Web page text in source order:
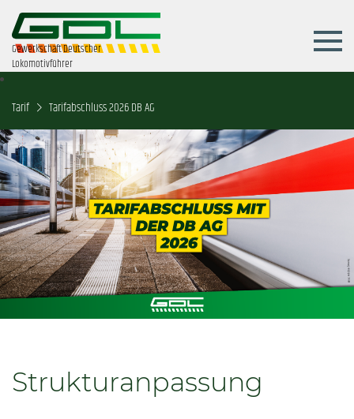
Gewerkschaft Deutscher
Lokomotivführer
Tarif Tarifabschluss 2026 DB AG
Strukturanpassung